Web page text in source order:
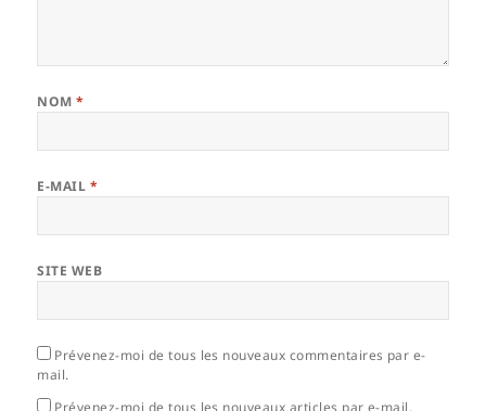
NOM*
E-MAIL *
SITE WEB
Prévenez-moi de tous les nouveaux commentaires par e-
mail.
Prévenez-moi de tous les nouveaux articles par e-mail.